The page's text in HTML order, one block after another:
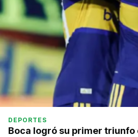
DEPORTES
Boca logró su primer triunfo